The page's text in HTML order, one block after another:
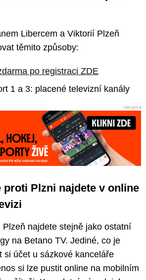
Libercem a Viktorií Plzeň
těmito způsoby:
po registraci ZDE
1 a 3: placené televizní kanály
proti Plzni najdete v online
najdete stejně jako ostatní
na Betano TV. Jediné, co je
si účet u sázkové kanceláře
si lze pustit online na mobilním